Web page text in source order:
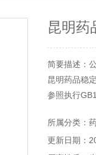
昆明药
简要描述：
昆明药品稳
参照执行
验等技术条
所属分类：
更新日期：